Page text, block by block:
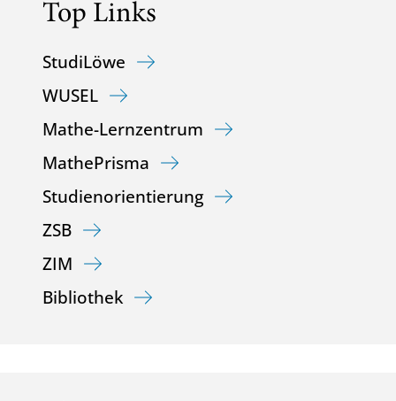
Top Links
StudiLöwe
WUSEL
Mathe-Lernzentrum
MathePrisma
Studienorientierung
ZSB
ZIM
Bibliothek